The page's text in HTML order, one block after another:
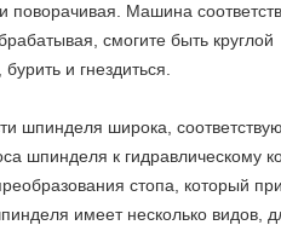
поворачивая. Машина
смогите быть круглой
и гнездиться.
шпинделя широка,
шпинделя к гидравлическому
стопа, который
имеет несколько видов,